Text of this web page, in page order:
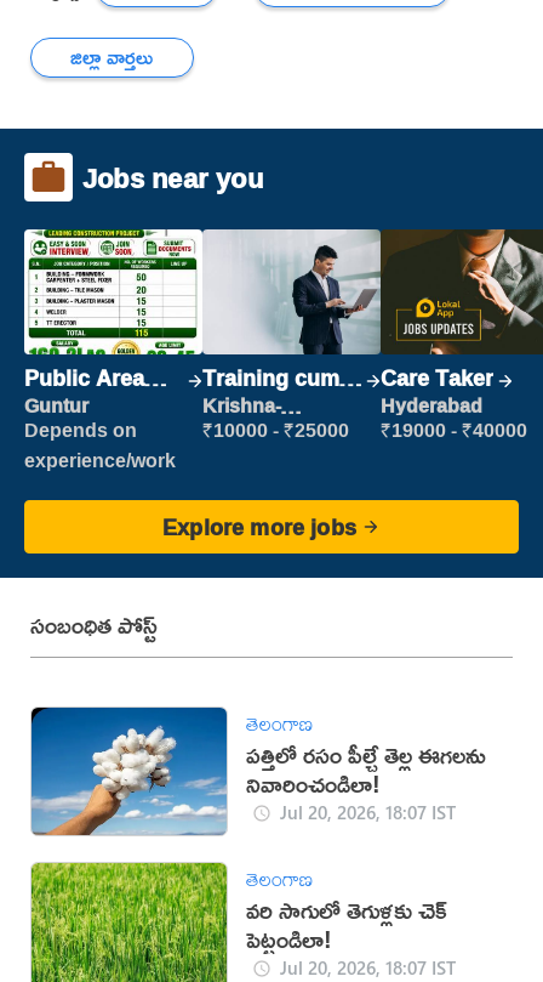
జిల్లా వార్తలు
Jobs near you
Public Area
Cleaner
Guntur
Depends on
experience/work
Training cum
Placement
Krishna-
vijayawada
₹10000 - ₹25000
Care Taker
Hyderabad
₹19000 - ₹40000
Explore more jobs
సంబంధిత పోస్ట్
తెలంగాణ
పత్తిలో రసం పీల్చే తెల్ల ఈగలను
నివారించండిలా!
Jul 20, 2026, 18:07 IST
తెలంగాణ
వరి సాగులో తెగుళ్లకు చెక్
పెట్టండిలా!
Jul 20, 2026, 18:07 IST